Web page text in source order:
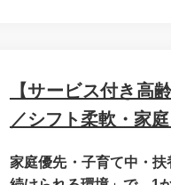
【サービス付き高
／シフト柔軟・家
家庭優先・子育て中・